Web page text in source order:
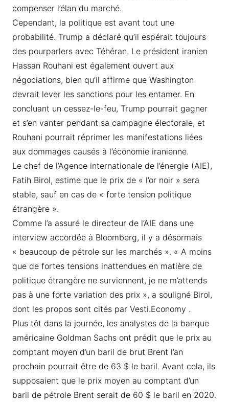
compenser l’élan du marché.
Cependant, la politique est avant tout une
probabilité. Trump a déclaré qu’il espérait toujours
des pourparlers avec Téhéran. Le président iranien
Hassan Rouhani est également ouvert aux
négociations, bien qu’il affirme que Washington
devrait lever les sanctions pour les entamer. En
concluant un cessez-le-feu, Trump pourrait gagner
et s’en vanter pendant sa campagne électorale, et
Rouhani pourrait réprimer les manifestations liées
aux dommages causés à l’économie iranienne.
Le chef de l’Agence internationale de l’énergie (AIE),
Fatih Birol, estime que le prix de « l’or noir » sera
stable, sauf en cas de « forte tension politique
étrangère ».
Comme l’a assuré le directeur de l’AIE dans une
interview accordée à Bloomberg, il y a désormais
« beaucoup de pétrole sur les marchés ». « A moins
que de fortes tensions inattendues en matière de
politique étrangère ne surviennent, je ne m’attends
pas à une forte variation des prix », a souligné Birol,
dont les propos sont cités par Vesti.Economy .
Plus tôt dans la journée, les analystes de la banque
américaine Goldman Sachs ont prédit que le prix au
comptant moyen d’un baril de brut Brent l’an
prochain pourrait être de 63 $ le baril. Avant cela, ils
supposaient que le prix moyen au comptant d’un
baril de pétrole Brent serait de 60 $ le baril en 2020.